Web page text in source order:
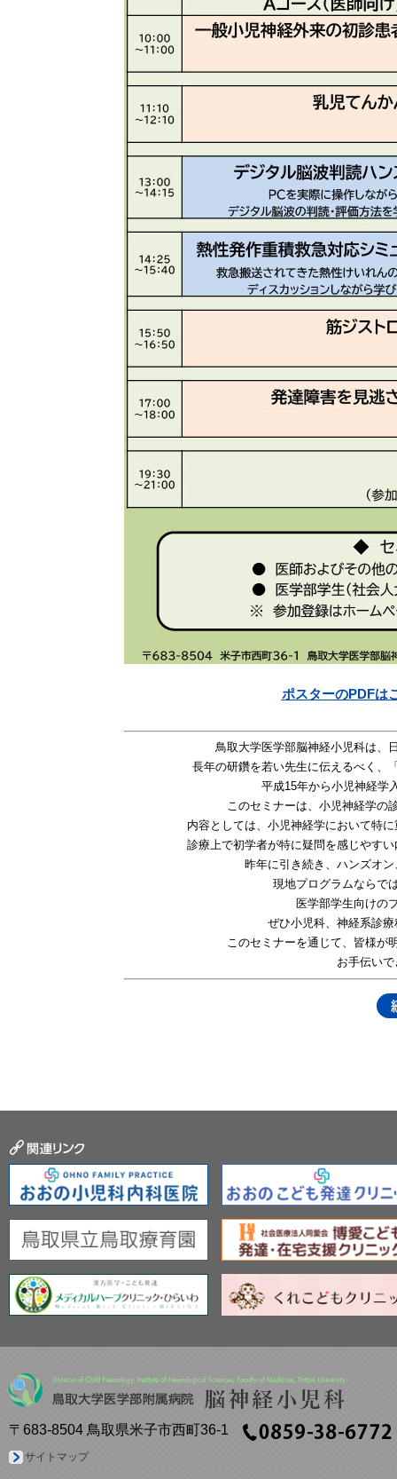
ポスターのPDFは
鳥取大学医学部脳神経小児科は、
長年の研鑽を若い先生に伝えるべく、
平成15年から小児神経学
このセ ミナーは、小児神経学の
内容としては、小児神経学において特
診療上で初学者が特に疑問を感じやす
昨年に引き続き、ハンズオ
現地プログラムならで
医学部学生向けの
ぜひ小児科、神経系診
このセミナーを通じて、皆様が
お手伝い
〒683-8504 鳥取県米子市西町36-1
サイトマップ